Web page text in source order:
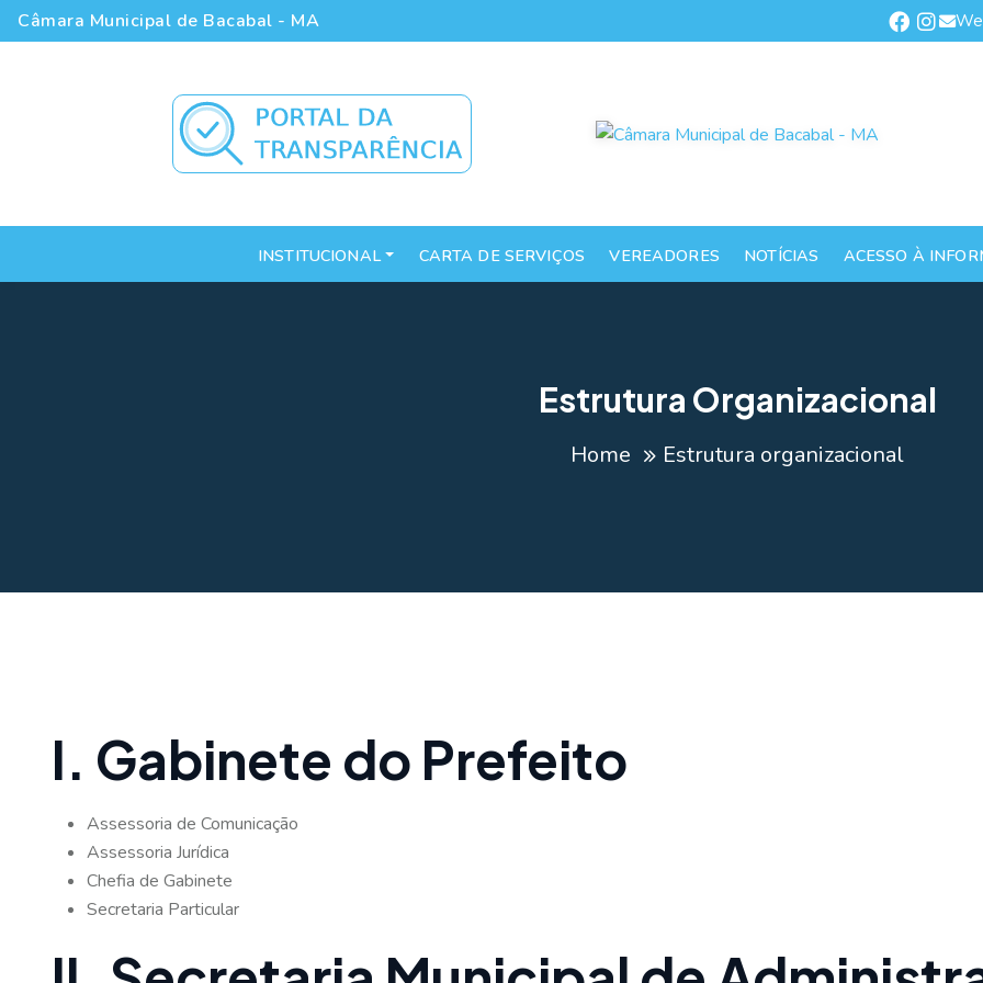
Câmara Municipal de Bacabal - MA
INSTITUCIONAL CARTA DE SERVIÇOS VEREADORES NOTÍCIAS ACESSO À
Estrutura Organizacional
Home Estrutura organizacional
I. Gabinete do Prefeito
Assessoria de Comunicação
Assessoria Jurídica
Chefia de Gabinete
Secretaria Particular